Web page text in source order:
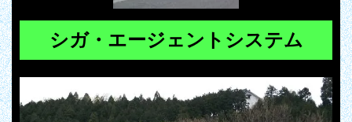
シガ・エージェントシステム